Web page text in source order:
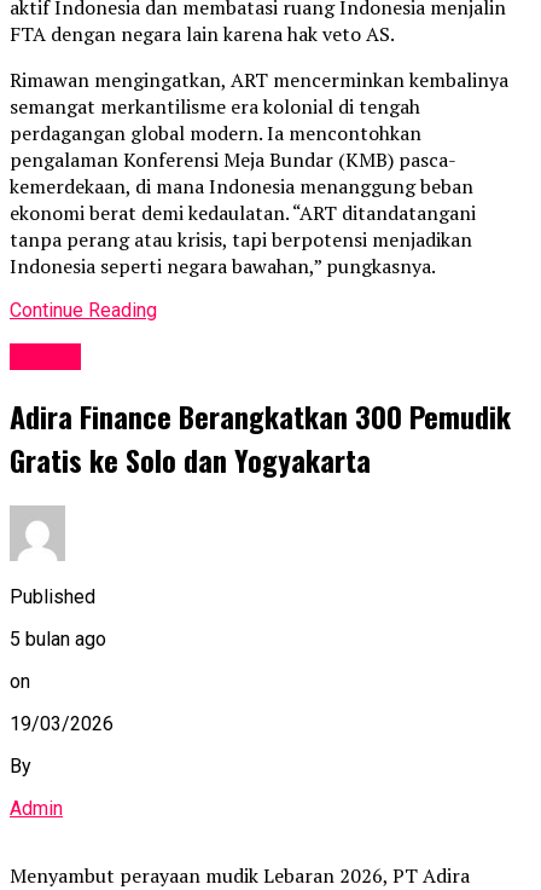
aktif Indonesia dan membatasi ruang Indonesia menjalin
FTA dengan negara lain karena hak veto AS.
Rimawan mengingatkan, ART mencerminkan kembalinya
semangat merkantilisme era kolonial di tengah
perdagangan global modern. Ia mencontohkan
pengalaman Konferensi Meja Bundar (KMB) pasca-
kemerdekaan, di mana Indonesia menanggung beban
ekonomi berat demi kedaulatan. “ART ditandatangani
tanpa perang atau krisis, tapi berpotensi menjadikan
Indonesia seperti negara bawahan,” pungkasnya.
Continue Reading
Adira Finance Berangkatkan 300 Pemudik
Gratis ke Solo dan Yogyakarta
Published
5 bulan ago
on
19/03/2026
By
Admin
Menyambut perayaan mudik Lebaran 2026, PT Adira